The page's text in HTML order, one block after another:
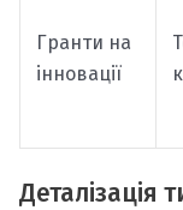
Гранти на
інновації
Деталізація